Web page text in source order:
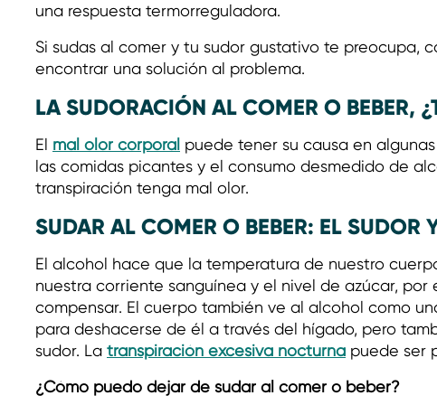
una respuesta termorreguladora.
Si sudas al comer y tu sudor gustativo te preocupa,
encontrar una solución al problema.
LA SUDORACIÓN AL COMER O BEBER,
El mal olor corporal puede tener su causa en
las comidas picantes y el consumo desmedido de
transpiración tenga mal olor.
SUDAR AL COMER O BEBER: EL SUDOR
El alcohol hace que la temperatura de nuestro
nuestra corriente sanguínea y el nivel de azúcar, por
compensar. El cuerpo también ve al alcohol como
para deshacerse de él a través del hígado, pero
sudor. La transpiración excesiva nocturna puede ser
¿Cómo puedo dejar de sudar al comer o beber?